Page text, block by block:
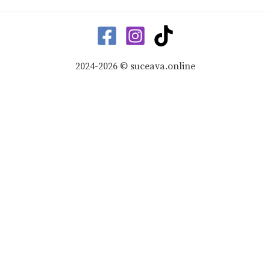
2024-2026 © suceava.online